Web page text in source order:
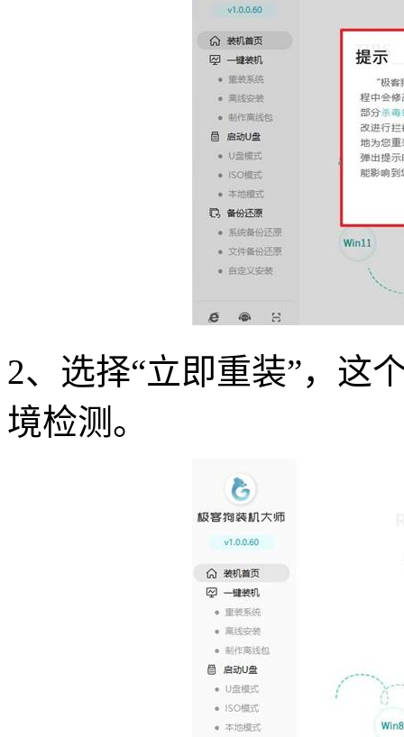
2、选择“立即重装”，这
境检测。